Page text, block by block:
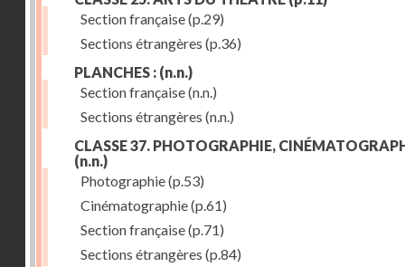
Section française(p.29)
Sections étrangères (p.36)
PLANCHES : (n.n.)
Section française(n.n.)
Sections étrangères (n.n.)
CLASSE 37. PHOTOGRAPHIE,
(n.n.)
Photographie(p.53)
Cinématographie(p.61)
Section française(p.71)
Sections étrangères (p.84)